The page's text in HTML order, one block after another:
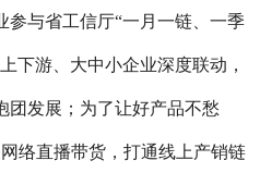
参与省工信厅“一月一链、一季
下游、大中小企业深度联动，
团发展；为了让好产品不愁
络直播带货，打通线上产销链